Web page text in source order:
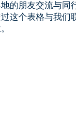
的朋友交流与
这个表格与我们